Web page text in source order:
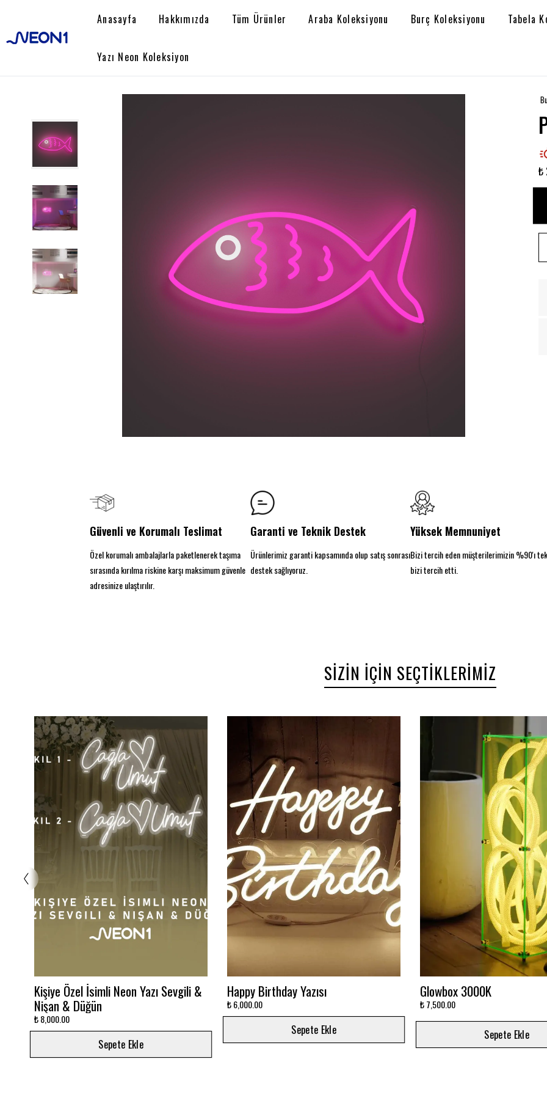
Anasayfa Hakkımızda Tüm Ürünler Araba Koleksiyonu Burç Koleksiyonu Tabela
Yazı Neon Koleksiyon
₺
Güvenli ve Korumalı Teslimat
Özel korumalı ambalajlarla paketlenerek taşıma
sırasında kırılma riskine karşı maksimum güvenle
adresinize ulaştırılır.
Garanti ve Teknik Destek
Ürünlerimiz garanti kapsamında olup satış sonrası
destek sağlıyoruz.
Yüksek Memnuniyet
Bizi tercih eden müşterilerimizin %90'ı
bizi tercih etti.
SIZIN İÇIN SEÇTIKLERIMIZ
Glowbox 3000K
₺ 7,500.00
Sepete Ekle
Dalgalı Mavi Sonsuzluk Aynası
₺ 12,000.00
Sepete Ekle
Ay'da Yatan Astronot
Baskılı
₺ 5,500.00